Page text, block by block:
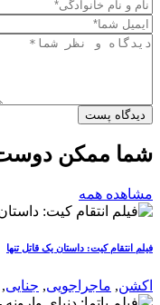
دیدگاه پست
شما ممکن دوست
مشاهده همه
فیلم انتقام کیت: داستان یک قاتل تنها
اکشن, ماجراجویی, جنایی,